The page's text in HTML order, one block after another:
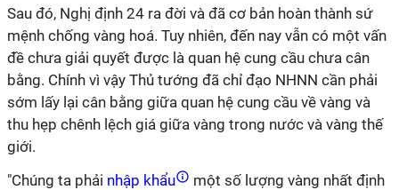
Sau đó, Nghị định 24 ra đời và đã cơ bản hoàn thành sứ
mệnh chống vàng hoá. Tuy nhiên, đến nay vẫn có một vấn
đề chưa giải quyết được là quan hệ cung cầu chưa cân
bằng. Chính vì vậy Thủ tướng đã chỉ đạo NHNN cần phải
sớm lấy lại cân bằng giữa quan hệ cung cầu về vàng và
thu hẹp chênh lệch giá giữa vàng trong nước và vàng thế
giới.
"Chúng ta phải nhập khẩu
một số lượng vàng nhất định